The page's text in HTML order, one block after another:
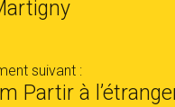
suivant :
Partir à